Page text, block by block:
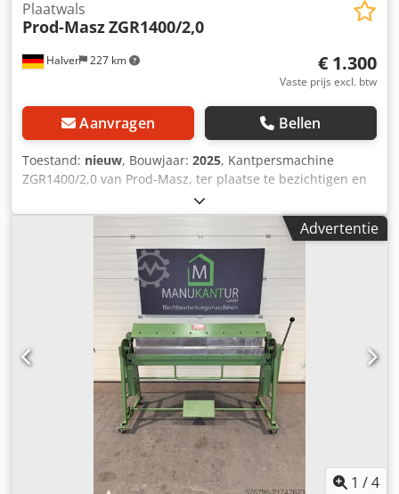
Halver 227 km
Plaatwals
Prod-MaszZGR1400/2,0
€ 1.300
Vaste prijs excl. btw
Aanvragen Bellen
Toestand: nieuw, Bouwjaar: 2025, Kantpersmachine
ZGR1400/2,0 van Prod-Masz, ter plaatse te bezichtigen en
direct mee te nemen. Gratis levering tot 150 km. U
ontvangt ter plaatse een professionele uitleg over het
gebruik. -Werkbreedte 1400 mm -Plaatdikte tot 2,0 mm
(non-ferrometalen) -Buighoek tot 145° -Doorloop: 80 mm -
Gradenverdeling Dsdpfx Afjzmmicjgjkr -Aanslag voor
vooraf ingestelde buighoeken -Opbergruimte voor platen -
Vooraanslag voor diepte -Gewicht ca. 175 kg -CE-certificaat
-12 maanden garantie Accessoires – rollenschaar (tot 0,8
mm) 350 euro Verzending binnen Duitsland 180 euro Alle
prijzen zijn exclusief 19% BTW. Zelf afhalen Andere
afmetingen (1000, 1400, 2140, 2640, 3140, 3640, 4140 mm)
op aanvraag.
Advertentie
1 /4